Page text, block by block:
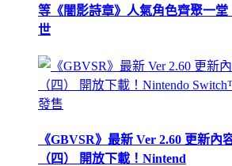
等《闇影詩章》人氣角色齊聚一
世
《GBVSR》最新 Ver 2.60 更新內
（四） 開放下載！Nintend